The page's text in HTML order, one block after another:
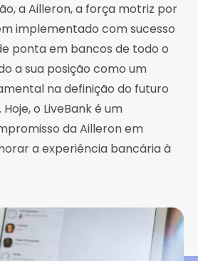
a Ailleron, a força motriz por
implementado com sucesso
ponta em bancos de todo o
a sua posição como um
na definição do futuro
o LiveBank é um
da Ailleron em
a experiência bancária à